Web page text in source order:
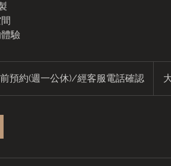
驗
預約(週一公休)/經客服電話確認